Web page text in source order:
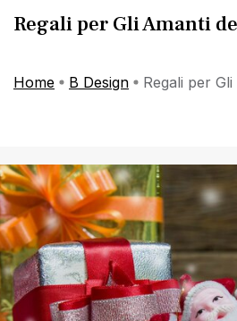
Regali per Gli Amanti
Home B Design Regali per